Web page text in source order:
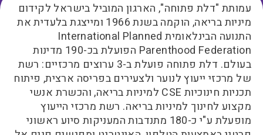
עמותת "דלת פתוחה", הארגון המוביל בישראל לקידום
מיניות בריאה, הוקמה בשנת 1966 ומייצגת בלעדית את
התנועה הבינלאומית International Planned
Parenthood Federation הפועלת בכ-190 מדינות
בעולם. דלת פתוחה פועלת ב-3 ערוצים מרכזיים: רשת
של מרכזי ייעוץ לנוער ולצעירים בפריסה ארצית, פיתוח
תכניות חינוכיות CSE למיניות בריאה, והכשרת אנשי
מקצוע לחינוך למיניות בריאה. רשת מרכזי הייעוץ
מופעלת ע"י כ-180 מתנדבות המעניקות סיוע ראשוני